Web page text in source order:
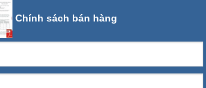
Chính sách bán hàng